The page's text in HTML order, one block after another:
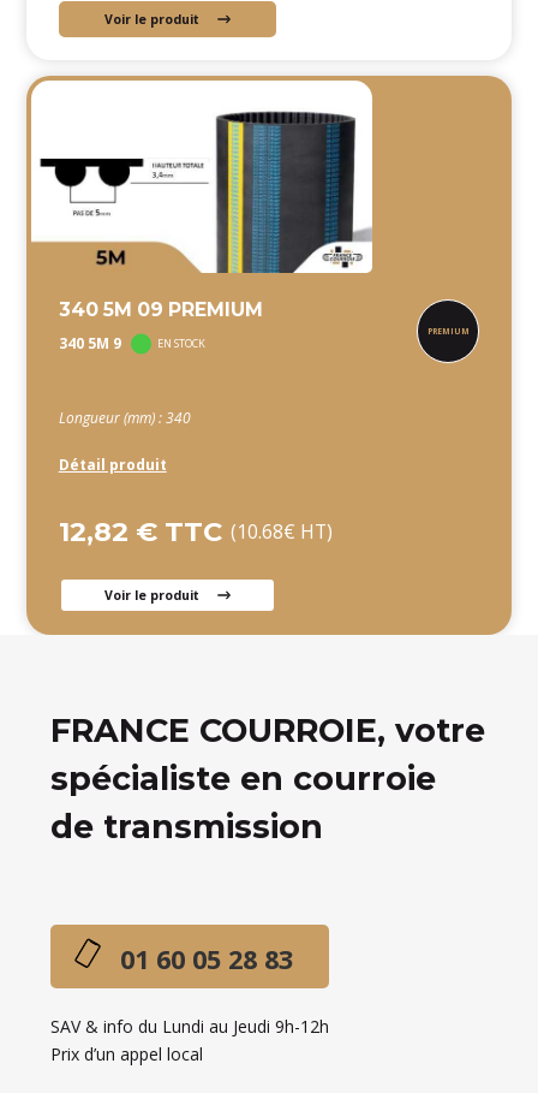
Voir le produit
340 5M 09 PREMIUM
340 5M 9 EN STOCK
Longueur (mm) : 340
Détail produit
12,82 € TTC (10.68€ HT)
Voir le produit
FRANCE COURROIE, votre
spécialiste en courroie
de transmission
01 60 05 28 83
SAV & info du Lundi au Jeudi 9h-12h
Prix d’un appel local